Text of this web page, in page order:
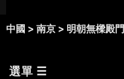
中國 > 南京 > 明朝無樑殿門
選單 ☰